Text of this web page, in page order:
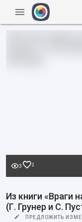
3 2
Из книги «Враги
(Г. Грунер и С.
ПРЕДЛОЖИТЬ